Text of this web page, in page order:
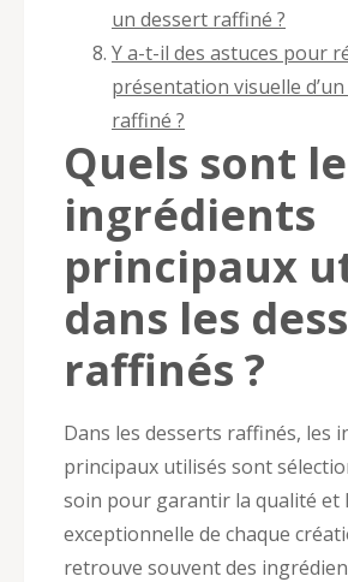
un dessert raffiné ?
Y a-t-il des astuces pour
présentation visuelle
raffiné ?
Quels sont
ingrédients
principaux
dans les
raffinés ?
Dans les desserts raffinés, les
principaux utilisés sont
soin pour garantir la qualité et
exceptionnelle de chaque
retrouve souvent des